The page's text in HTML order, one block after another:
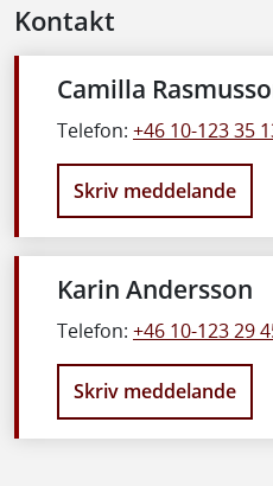
Kontakt
Camilla
Telefon: +46 10-123 35
Skriv meddelande
Karin Andersson
Telefon: +46 10-123 29
Skriv meddelande